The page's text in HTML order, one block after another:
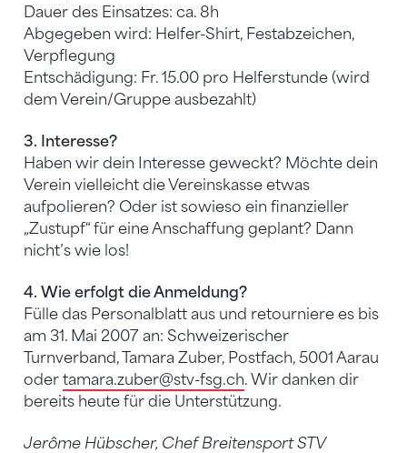
Dauer des Einsatzes: ca. 8h
Abgegeben wird: Helfer-Shirt, Festabzeichen,
Verpflegung
Entschädigung: Fr. 15.00 pro Helferstunde (wird
dem Verein/Gruppe ausbezahlt)
3. Interesse?
Haben wir dein Interesse geweckt? Möchte dein
Verein vielleicht die Vereinskasse etwas
aufpolieren? Oder ist sowieso ein finanzieller
„Zustupf“ für eine Anschaffung geplant? Dann
nicht’s wie los!
4. Wie erfolgt die Anmeldung?
Fülle das Personalblatt aus und retourniere es bis
am 31. Mai 2007 an: Schweizerischer
Turnverband, Tamara Zuber, Postfach, 5001 Aarau
oder tamara.zuber@stv-fsg.ch. Wir danken dir
bereits heute für die Unterstützung.
Jerôme Hübscher, Chef Breitensport STV